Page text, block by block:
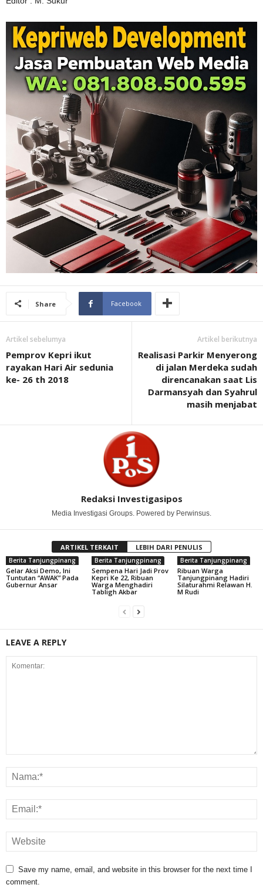
Share Facebook
Artikel sebelumya
Pemprov Kepri ikut
rayakan Hari Air sedunia
ke- 26 th 2018
Artikel berikutnya
Realisasi Parkir Menyerong
di jalan Merdeka sudah
direncanakan saat Lis
Darmansyah dan Syahrul
masih menjabat
Redaksi Investigasipos
Media Investigasi Groups. Powered by Perwinsus.
ARTIKEL TERKAIT LEBIH DARI PENULIS
Berita Tanjungpinang
Gelar Aksi Demo, Ini
Tuntutan “AWAK” Pada
Gubernur Ansar
Berita Tanjungpinang
Sempena Hari Jadi Prov
Kepri Ke 22, Ribuan
Warga Menghadiri
Tabligh Akbar
Berita Tanjungpinang
Ribuan Warga
Tanjungpinang Hadiri
Silaturahmi Relawan H.
M Rudi
LEAVE A REPLY
Save my name, email, and website in this browser for the next time I
comment.